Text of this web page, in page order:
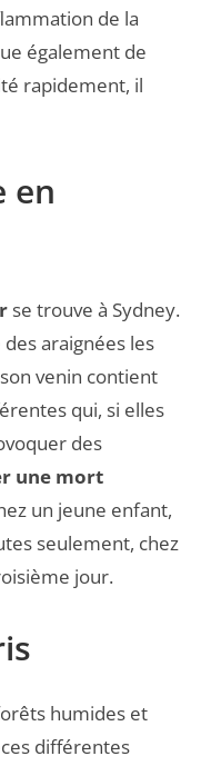
de la
également de
rapidement, il
en
se trouve à Sydney.
araignées les
venin contient
qui, si elles
des
une mort
un jeune enfant,
seulement, chez
jour.
humides et
différentes